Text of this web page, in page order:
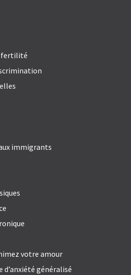
fertilité
immigrants
votre amour
généralisé